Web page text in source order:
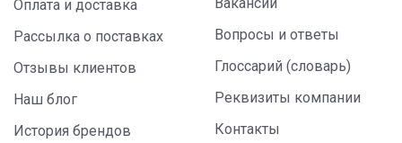
Оплата и доставка
Рассылка о поставках
Отзывы клиентов
Наш блог
История брендов
Вопросы и ответы
Глоссарий (словарь)
Реквизиты компании
Контакты